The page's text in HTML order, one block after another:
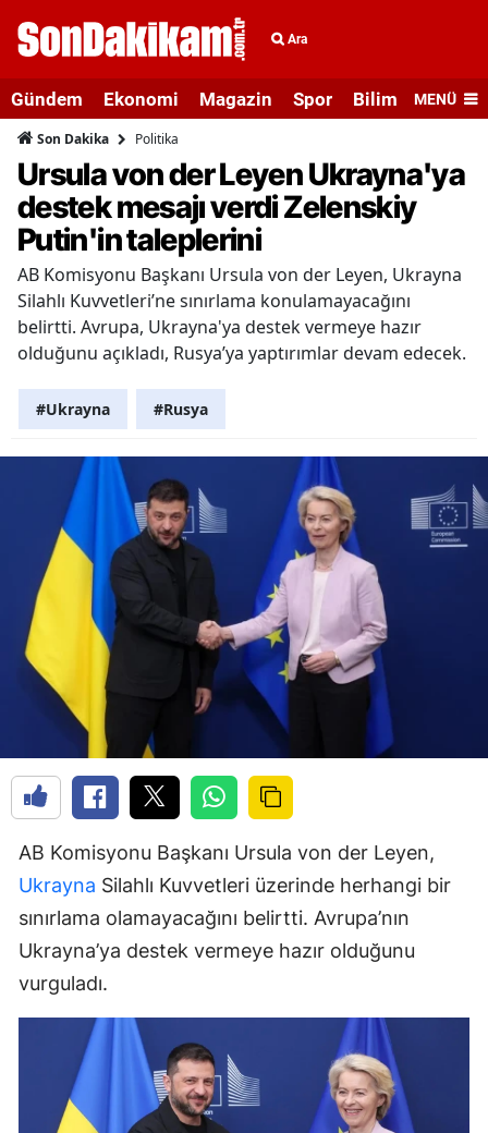
Ara
Gündem Ekonomi Magazin Spor Bilim veMENÜ
Son Dakika Politika
Ursula von der Leyen Ukrayna'ya
destek mesajı verdi Zelenskiy
Putin'in taleplerini
AB Komisyonu Başkanı Ursula von der Leyen, Ukrayna
Silahlı Kuvvetleri’ne sınırlama konulamayacağını
belirtti. Avrupa, Ukrayna'ya destek vermeye hazır
olduğunu açıkladı, Rusya’ya yaptırımlar devam edecek.
#Ukrayna #Rusya
AB Komisyonu Başkanı Ursula von der Leyen,
Ukrayna Silahlı Kuvvetleri üzerinde herhangi bir
sınırlama olamayacağını belirtti. Avrupa’nın
Ukrayna’ya destek vermeye hazır olduğunu
vurguladı.